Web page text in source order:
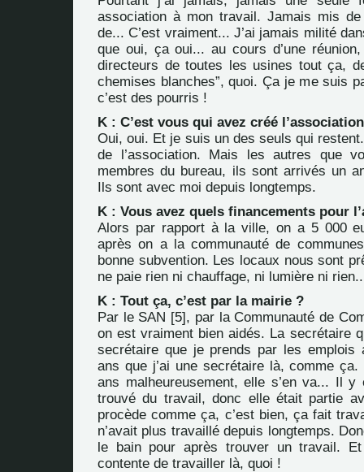
association à mon travail. Jamais mis
de... C’est vraiment... J’ai jamais milité
que oui, ça oui... au cours d’une
directeurs de toutes les usines tout ça,
chemises blanches”, quoi. Ça je me suis
c’est des pourris !
K : C’est vous qui avez créé
Oui, oui. Et je suis un des seuls qui
de l’association. Mais les autres que
membres du bureau, ils sont arrivés un
Ils sont avec moi depuis longtemps.
K : Vous avez quels financements pour
Alors par rapport à la ville, on a 5 000
après on a la communauté de
bonne subvention. Les locaux nous sont
ne paie rien ni chauffage, ni lumière ni
K : Tout ça, c’est par la mairie ?
Par le SAN [5], par la Communauté de
on est vraiment bien aidés. La secrétaire
secrétaire que je prends par les emplois
ans que j’ai une secrétaire là, comme
ans malheureusement, elle s’en va... Il
trouvé du travail, donc elle était partie
procède comme ça, c’est bien, ça fait
n’avait plus travaillé depuis longtemps.
le bain pour après trouver un travail.
contente de travailler là, quoi !